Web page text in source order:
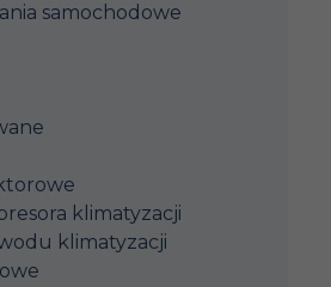
samochodowe
klimatyzacji
klimatyzacji